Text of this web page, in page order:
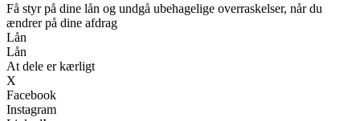
Få styr på dine lån og undgå ubehagelige overraskelser, når du
ændrer på dine afdrag
Lån
Lån
At dele er kærligt
X
Facebook
Instagram